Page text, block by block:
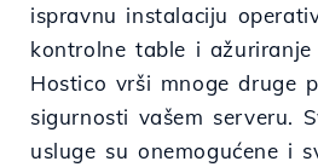
ispravnu instalaciju
kontrolne table i ažuriranje
Hostico vrši mnoge druge
sigurnosti vašem serveru.
usluge su onemogućene i